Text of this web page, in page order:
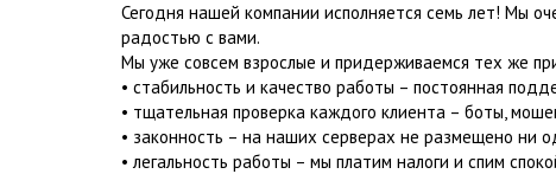
Сегодня нашей компании исполняется семь лет! Мы
радостью с вами.
Мы уже совсем взрослые и придерживаемся тех же
• стабильность и качество работы – постоянная
• тщательная проверка каждого клиента – боты,
• законность – на наших серверах не размещено ни
• легальность работы – мы платим налоги и спим